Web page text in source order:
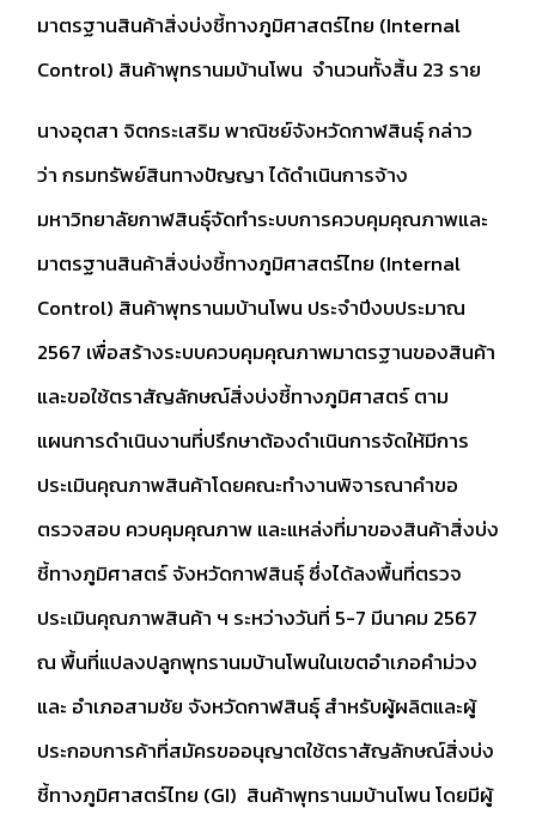
มาตรฐานสินค้าสิ่งบ่งชี้ทางภูมิศาสตร์ไทย (Internal
Control) สินค้าพุทรานมบ้านโพน จำนวนทั้งสิ้น 23 ราย
นางอุตสา จิตกระเสริม พาณิชย์จังหวัดกาฬสินธุ์ กล่าว
ว่า กรมทรัพย์สินทางปัญญา ได้ดำเนินการจ้าง
มหาวิทยาลัยกาฬสินธุ์จัดทำระบบการควบคุมคุณภาพและ
มาตรฐานสินค้าสิ่งบ่งชี้ทางภูมิศาสตร์ไทย (Internal
Control) สินค้าพุทรานมบ้านโพน ประจำปีงบประมาณ
2567 เพื่อสร้างระบบควบคุมคุณภาพมาตรฐานของสินค้า
และขอใช้ตราสัญลักษณ์สิ่งบ่งชี้ทางภูมิศาสตร์ ตาม
แผนการดำเนินงานที่ปรึกษาต้องดำเนินการจัดให้มีการ
ประเมินคุณภาพสินค้าโดยคณะทำงานพิจารณาคำขอ
ตรวจสอบ ควบคุมคุณภาพ และแหล่งที่มาของสินค้าสิ่งบ่ง
ชี้ทางภูมิศาสตร์ จังหวัดกาฬสินธุ์ ซึ่งได้ลงพื้นที่ตรวจ
ประเมินคุณภาพสินค้า ฯ ระหว่างวันที่ 5-7 มีนาคม 2567
ณ พื้นที่แปลงปลูกพุทรานมบ้านโพนในเขตอำเภอคำม่วง
และ อำเภอสามชัย จังหวัดกาฬสินธุ์ สำหรับผู้ผลิตและผู้
ประกอบการค้าที่สมัครขออนุญาตใช้ตราสัญลักษณ์สิ่งบ่ง
ชี้ทางภูมิศาสตร์ไทย (GI) สินค้าพุทรานมบ้านโพน โดยมีผู้